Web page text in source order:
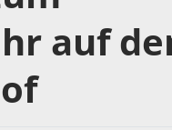
auf